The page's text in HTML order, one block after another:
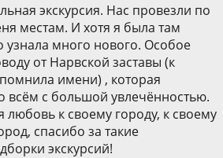
экскурсия. Нас провезли по
местам. И хотя я была там
узнала много нового. Особое
от Нарвской заставы (к
имени) , которая
всём с большой увлечённостью.
любовь к своему городу, к своему
спасибо за такие
экскурсий!